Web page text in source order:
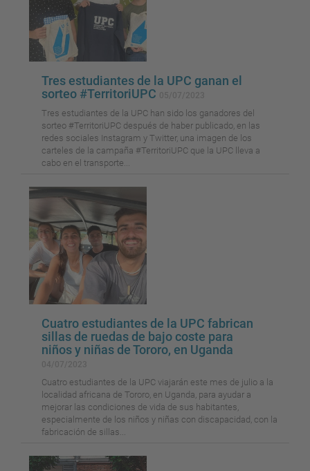
Tres estudiantes de la UPC ganan el
sorteo #TerritoriUPC
Tres estudiantes de la UPC han sido los ganadores del
sorteo #TerritoriUPC después de haber publicado, en las
redes sociales Instagram y Twitter, una imagen de los
carteles de la campaña #TerritoriUPC que la UPC lleva a
cabo en el transporte...
Cuatro estudiantes de la UPC fabrican
sillas de ruedas de bajo coste para
niños y niñas de Tororo, en Uganda
Cuatro estudiantes de la UPC viajarán este mes de julio a la
localidad africana de Tororo, en Uganda, para ayudar a
mejorar las condiciones de vida de sus habitantes,
especialmente de los niños y niñas con discapacidad, con la
fabricación de sillas...